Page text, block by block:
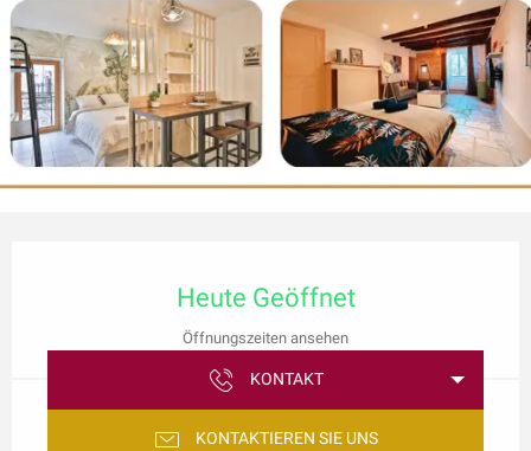
Heute Geöffnet
Öffnungszeiten ansehen
KONTAKT
KONTAKTIEREN SIE UNS